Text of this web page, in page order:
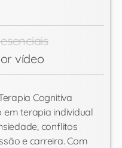
vídeo
Cognitiva
terapia individual
conflitos
e carreira. Com